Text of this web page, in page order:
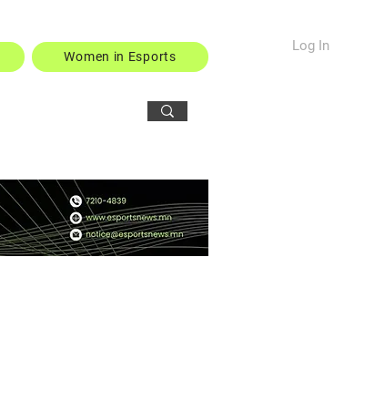
Women in Esports
Log In